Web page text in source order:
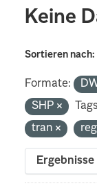
Keine
Sortieren nach
Formate:
SHP
tran